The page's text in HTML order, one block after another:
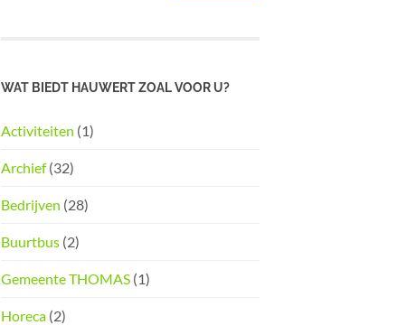
WAT BIEDT HAUWERT ZOAL VOOR U?
Activiteiten (1)
Archief(32)
Bedrijven (28)
Buurtbus (2)
Gemeente THOMAS (1)
Horeca (2)